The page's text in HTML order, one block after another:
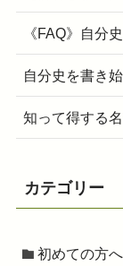
《FAQ》自分
自分史を書き
知って得する
カテゴリー
初めての方へ